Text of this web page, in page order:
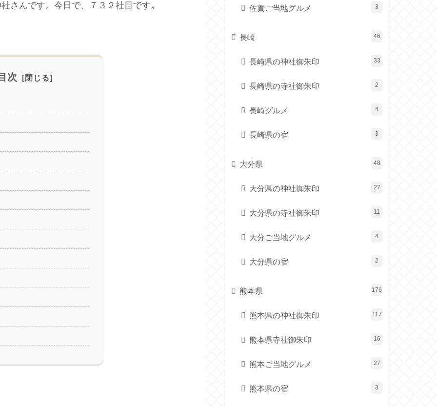
さんです。今日で、７３２社目です。
次
佐賀ご当地グルメ 3
長崎 46
長崎県の神社御朱印 33
長崎県の寺社御朱印 2
長崎グルメ 4
長崎県の宿 3
大分県 48
大分県の神社御朱印 27
大分県の寺社御朱印 11
大分ご当地グルメ 4
大分県の宿 2
熊本県 176
熊本県の神社御朱印 117
熊本県寺社御朱印 16
熊本ご当地グルメ 27
熊本県の宿 3